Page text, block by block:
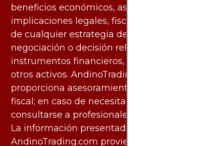
beneficios económicos, así como las
implicaciones legales, fiscales y contables
de cualquier estrategia de inversión,
negociación o decisión relacionada con
instrumentos financieros, materias primas u
otros activos. AndinoTrading.com no
proporciona asesoramiento legal, contable o
fiscal; en caso de necesitarlo, debe
consultarse a profesionales especializados.
La información presentada por
AndinoTrading.com proviene de fuentes